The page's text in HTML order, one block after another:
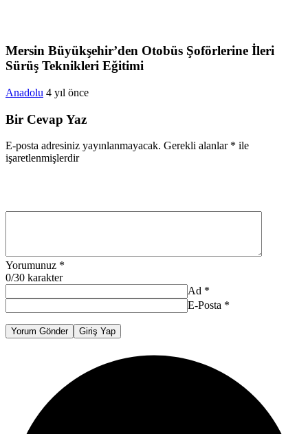
Mersin Büyükşehir’den Otobüs Şoförlerine İleri
Sürüş Teknikleri Eğitimi
Anadolu 4 yıl önce
Bir Cevap Yaz
E-posta adresiniz yayınlanmayacak. Gerekli alanlar * ile
işaretlenmişlerdir
Yorumunuz *
0/30 karakter
Ad *
E-Posta *
Yorum Gönder Giriş Yap